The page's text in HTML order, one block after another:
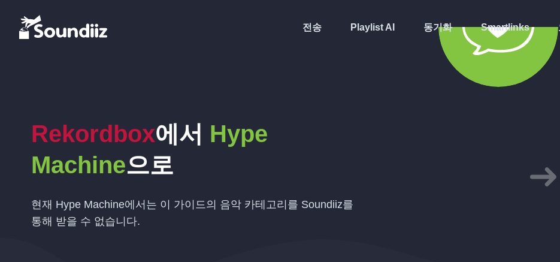
전송 Playlist AI 동기화 Smartlinks
Rekordbox에서 Hype
Machine으로
현재 Hype Machine에서는 이 가이드의 음악 카테고리를 Soundiiz를
통해 받을 수 없습니다.